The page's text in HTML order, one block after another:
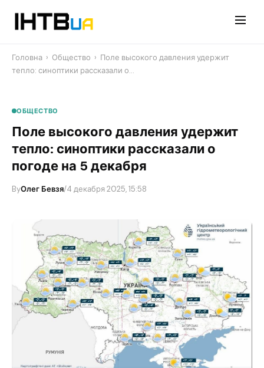
Головна › Общество › ​Поле высокого давления удержит
тепло: синоптики рассказали о…
ОБЩЕСТВО
​Поле высокого давления удержит
тепло: синоптики рассказали о
погоде на 5 декабря
ByОлег Бевзя/4 декабря 2025, 15:58